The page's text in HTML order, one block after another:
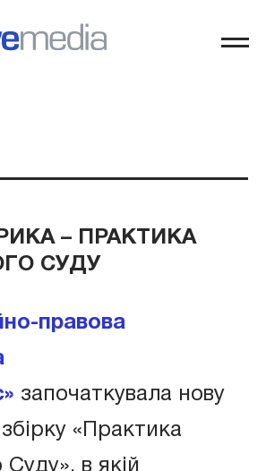
– ПРАКТИКА
СУДУ
правова
започаткувала нову
«Практика
Суду», в якій